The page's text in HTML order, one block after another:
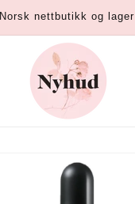
Norsk nettbutikk og lager